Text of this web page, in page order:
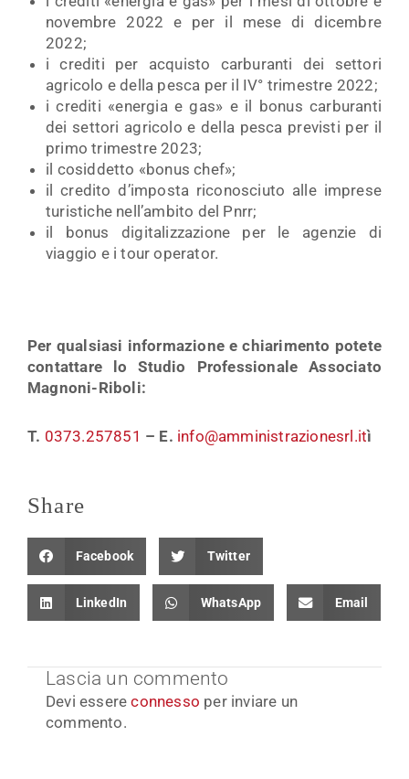
novembre 2022 e per il mese di dicembre
2022;
i crediti per acquisto carburanti dei settori
agricolo e della pesca per il IV° trimestre 2022;
i crediti «energia e gas» e il bonus carburanti
dei settori agricolo e della pesca previsti per il
primo trimestre 2023;
il cosiddetto «bonus chef»;
il credito d’imposta riconosciuto alle imprese
turistiche nell’ambito del Pnrr;
il bonus digitalizzazione per le agenzie di
viaggio e i tour operator.
Per qualsiasi informazione e chiarimento potete
contattare lo Studio Professionale Associato
Magnoni-Riboli:
T. 0373.257851 – E. info@amministrazionesrl.itì
Share
Facebook Twitter
LinkedIn WhatsApp Email
Lascia un commento
Devi essereconnesso per inviare un
commento.